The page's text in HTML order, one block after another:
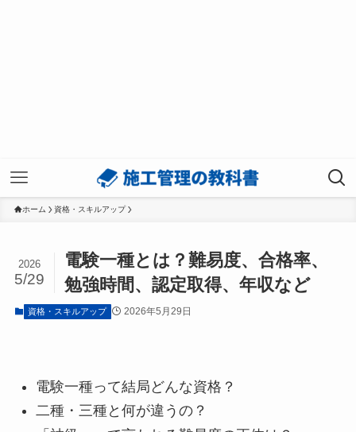
ホーム 資格・スキルアップ
電験一種とは？難易度、合格率、
勉強時間、認定取得、年収など
2026
5/29
資格・スキルアップ 2026年5月29日
電験一種って結局どんな資格？
二種・三種と何が違うの？